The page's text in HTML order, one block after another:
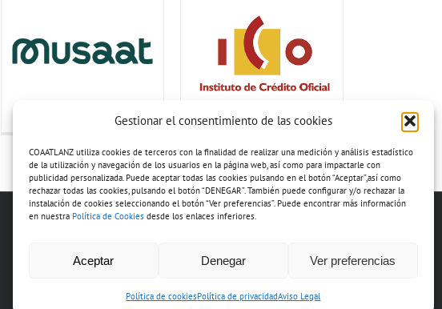
Gestionar el consentimiento de las cookies
COAATLANZ utiliza cookies de terceros con la finalidad de realizar una medición y análisis estadístico
de la utilización y navegación de los usuarios en la página web, así como para impactarle con
publicidad personalizada. Puede aceptar todas las cookies pulsando en el botón “Aceptar”,así como
rechazar todas las cookies, pulsando el botón “DENEGAR”. También puede configurar y/o rechazar la
instalación de cookies seleccionando el botón “Ver preferencias”. Puede encontrar más información
en nuestra Política de Cookies desde los enlaces inferiores.
Aceptar Denegar Ver preferencias
Política de cookiesPolítica de privacidadAviso Legal